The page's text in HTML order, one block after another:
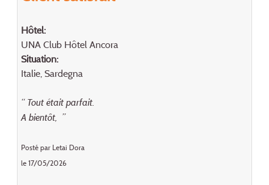
Hôtel:
UNA Club Hôtel Ancora
Situation:
Italie, Sardegna
“ Tout était parfait.
A bientôt, ”
Posté par Letai Dora
le 17/05/2026